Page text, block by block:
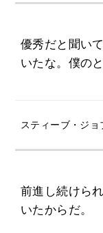
優秀だと聞い
いたな。僕の
スティーブ・ジョ
前進し続けら
いたからだ。